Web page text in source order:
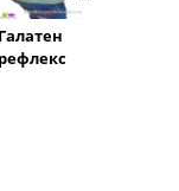
Галатен
рефлекс